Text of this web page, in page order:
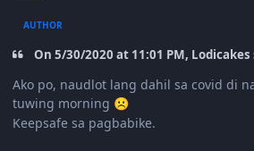
AUTHOR
On 5/30/2020 at 11:01 PM, Lodicakes
Ako po, naudlot lang dahil sa covid di
tuwing morning ☹️
Keepsafe sa pagbabike.